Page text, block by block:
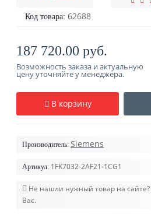
Код товара: 62688
187 720.00 руб.
Возможность заказа и актуальную
цену уточняйте у менеджера.
В корзину
Производитель: Siemens
Артикул: 1FK7032-2AF21-1CG1
Не нашли нужный товар на сайте?
Вас.